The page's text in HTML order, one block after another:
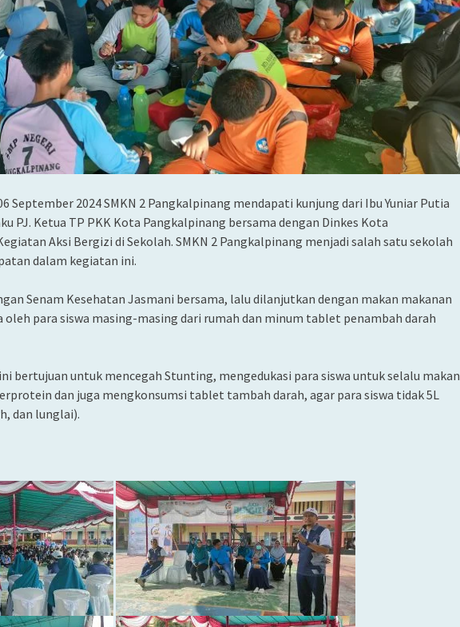
September 2024 SMKN 2 Pangkalpinang mendapati kunjung dari Ibu Yuniar Putia
PJ. Ketua TP PKK Kota Pangkalpinang bersama dengan Dinkes Kota
Aksi Bergizi di Sekolah. SMKN 2 Pangkalpinang menjadi salah satu sekolah
dalam kegiatan ini.
Senam Kesehatan Jasmani bersama, lalu dilanjutkan dengan makan makanan
oleh para siswa masing-masing dari rumah dan minum tablet penambah darah
bertujuan untuk mencegah Stunting, mengedukasi para siswa untuk selalu makan
dan juga mengkonsumsi tablet tambah darah, agar para siswa tidak 5L
dan lunglai).